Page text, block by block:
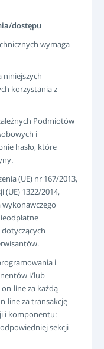
dostępu
wymaga
niniejszych
korzystania z
Podmiotów
i
hasło, które
(UE) nr 167/2013,
(UE) 1322/2014,
wykonawczego
i
i/lub
line za każdą
line za transakcję
i komponentu:
sekcji